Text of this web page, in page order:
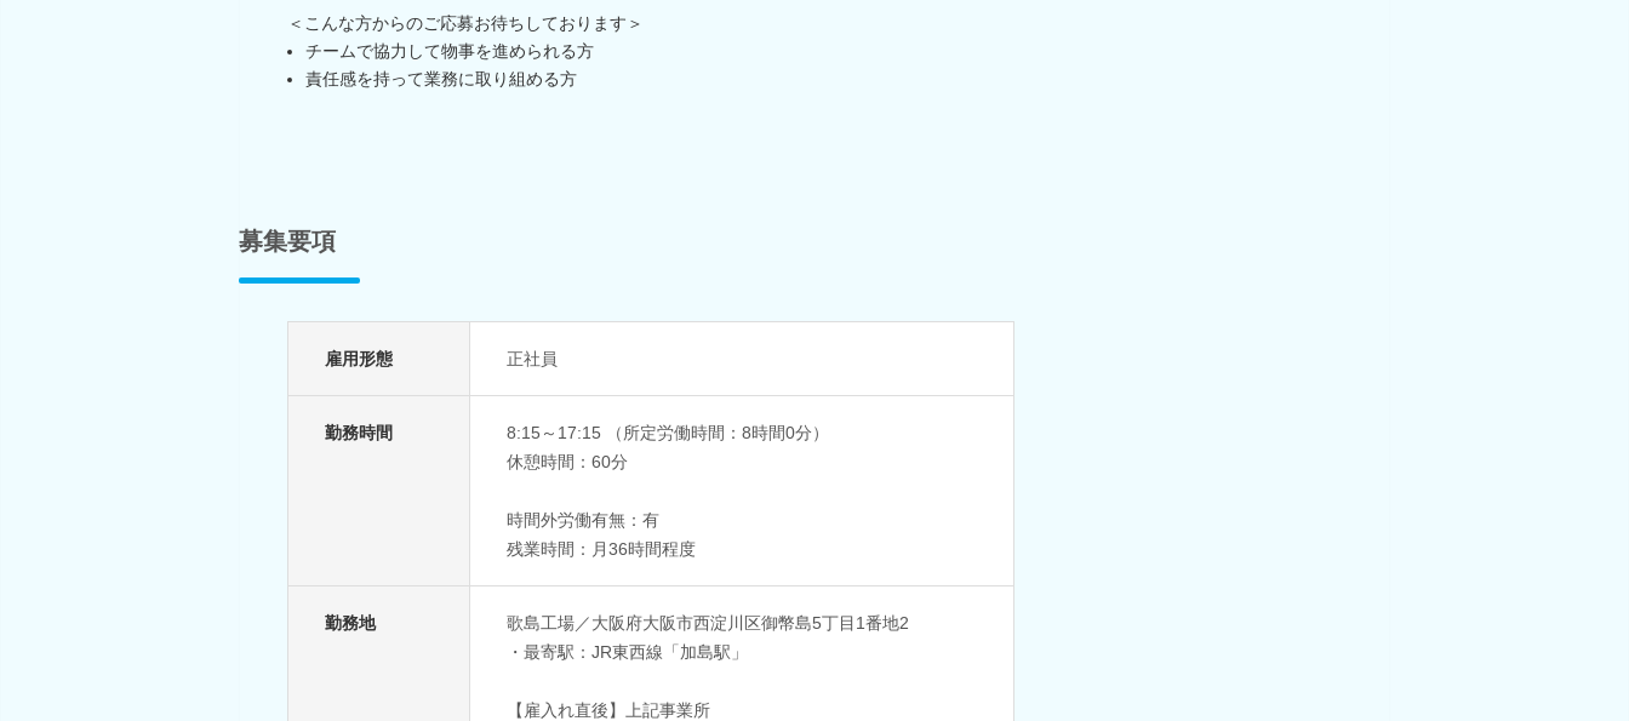
＜こんな方からのご応募お待ちしております＞
チームで協力して物事を進められる方
責任感を持って業務に取り組める方
募集要項
雇用形態 正社員
勤務時間
8:15～17:15 （所定労働時間：8時間0分）
休憩時間：60分
時間外労働有無：有
残業時間：月36時間程度
勤務地
歌島工場／大阪府大阪市西淀川区御幣島5丁目1番地2
・最寄駅：JR東西線「加島駅」
【雇入れ直後】上記事業所